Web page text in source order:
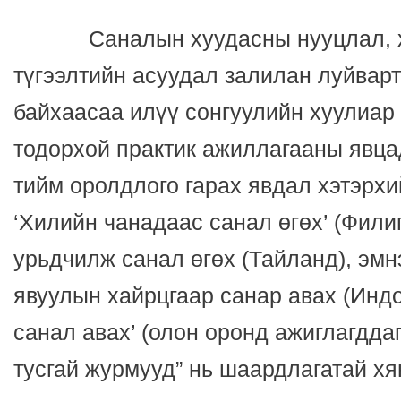
Саналын хуудасны нууцлал,
түгээлтийн асуудал залилан
байхаасаа илүү сонгуулийн
тодорхой практик ажиллагааны
тийм оролдлого гарах явдал
‘Хилийн чанадаас санал өгөх’
урьдчилж санал өгөх (Тайланд),
явуулын хайрцгаар санар авах
санал авах’ (олон оронд
тусгай журмууд” нь шаардлагатай